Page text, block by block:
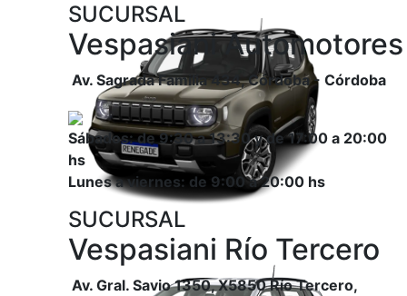
SUCURSAL
Vespasiani Automotores
Av. Sagrada Familia 434, Córdoba - Córdoba
Sábados: de 9:30 a 13:30 y de 17:00 a 20:00
hs
Lunes a viernes: de 9:00 a 20:00 hs
SUCURSAL
Vespasiani Río Tercero
Av. Gral. Savio 1350, X5850 Río Tercero,